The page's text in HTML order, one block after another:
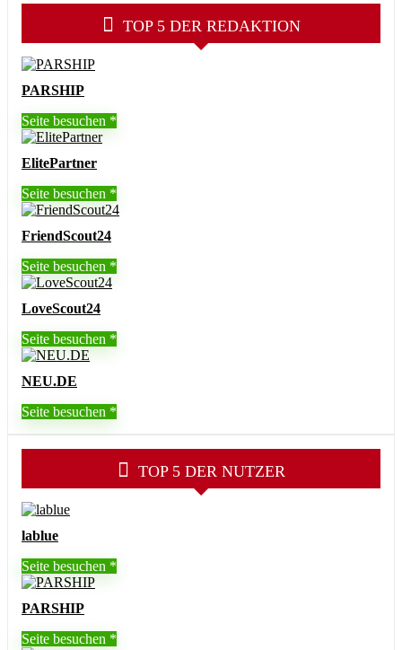
TOP 5 DER REDAKTION
PARSHIP
Seite besuchen
ElitePartner
Seite besuchen
FriendScout24
Seite besuchen
LoveScout24
Seite besuchen
NEU.DE
Seite besuchen
TOP 5 DER NUTZER
lablue
Seite besuchen
PARSHIP
Seite besuchen